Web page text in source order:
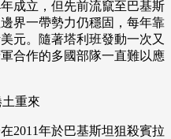
成立，但先前流竄至巴基斯
界一帶勢力仍穩固，每年靠
元。隨著塔利班發動一次又
合作的多國部隊一直難以應
重來
2011年於巴基斯坦狙殺賓拉